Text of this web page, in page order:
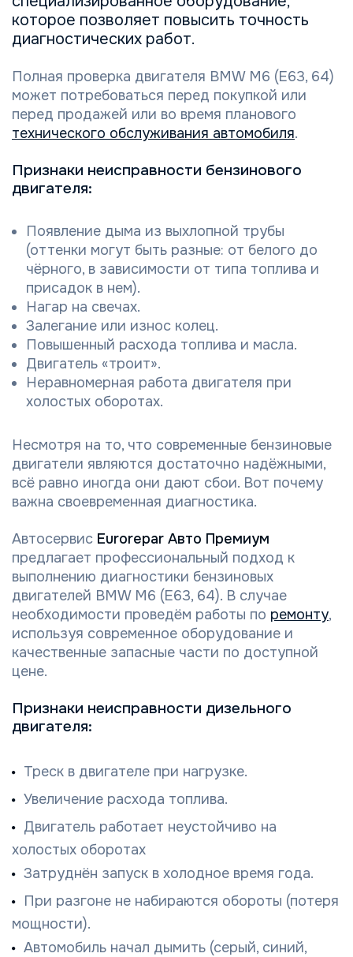
которое позволяет повысить точность
диагностических работ.
Полная проверка двигателя BMW M6 (E63, 64)
может потребоваться перед покупкой или
перед продажей или во время планового
технического обслуживания автомобиля.
Признаки неисправности бензинового
двигателя:
Появление дыма из выхлопной трубы
(оттенки могут быть разные: от белого до
чёрного, в зависимости от типа топлива и
присадок в нем).
Нагар на свечах.
Залегание или износ колец.
Повышенный расхода топлива и масла.
Двигатель «троит».
Неравномерная работа двигателя при
холостых оборотах.
Несмотря на то, что современные бензиновые
двигатели являются достаточно надёжными,
всё равно иногда они дают сбои. Вот почему
важна своевременная диагностика.
Автосервис Eurorepar Авто Премиум
предлагает профессиональный подход к
выполнению диагностики бензиновых
двигателей BMW M6 (E63, 64). В случае
необходимости проведём работы по ремонту,
используя современное оборудование и
качественные запасные части по доступной
цене.
Признаки неисправности дизельного
двигателя:
Треск в двигателе при нагрузке.
Увеличение расхода топлива.
Двигатель работает неустойчиво на
холостых оборотах
Затруднён запуск в холодное время года.
При разгоне не набираются обороты (потеря
мощности).
Автомобиль начал дымить (серый, синий,